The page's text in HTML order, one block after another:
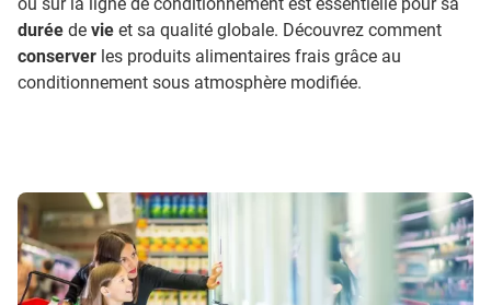
durée de vie et sa qualité globale. Découvrez comment
conserver les produits alimentaires frais grâce au
conditionnement sous atmosphère modifiée.